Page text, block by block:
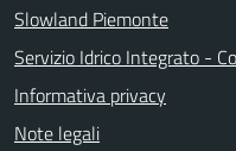
Slowland Piemonte
Servizio Idrico Integrato -
Informativa privacy
Note legali